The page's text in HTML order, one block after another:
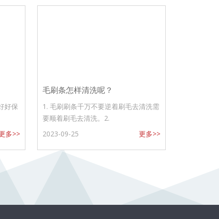
好保
多>>
毛刷条怎样清洗呢？
1. 毛刷刷条千万不要逆着刷毛去清洗需
要顺着刷毛去清洗。2.
2023-09-25
更多>>